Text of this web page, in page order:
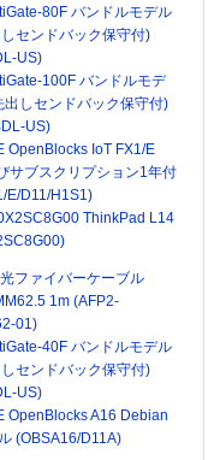
80F バンドルモデル
センドバック保守付)
US)
100F バンドルモデ
出しセンドバック保守付)
US)
OpenBlocks IoT FX1/E
サブスクリプション1年付
E/D11/H1S1)
ThinkPad L14
ファイバーケーブル
1m (AFP2-
01)
40F バンドルモデル
センドバック保守付)
US)
OpenBlocks A16 Debian
(OBSA16/D11A)